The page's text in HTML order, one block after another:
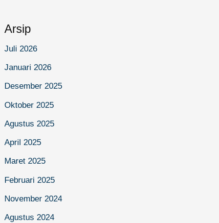
Arsip
Juli 2026
Januari 2026
Desember 2025
Oktober 2025
Agustus 2025
April 2025
Maret 2025
Februari 2025
November 2024
Agustus 2024